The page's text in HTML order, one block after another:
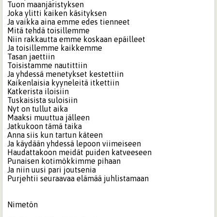
Tuon maanjäristyksen
Joka ylitti kaiken käsityksen
Ja vaikka aina emme edes tienneet
Mitä tehdä toisillemme
Niin rakkautta emme koskaan epäilleet
Ja toisillemme kaikkemme
Tasan jaettiin
Toisistamme nautittiin
Ja yhdessä menetykset kestettiin
Kaikenlaisia kyyneleitä itkettiin
Katkerista iloisiin
Tuskaisista suloisiin
Nyt on tullut aika
Maaksi muuttua jälleen
Jatkukoon tämä taika
Anna siis kun tartun käteen
Ja käydään yhdessä lepoon viimeiseen
Haudattakoon meidät puiden katveeseen
Punaisen kotimökkimme pihaan
Ja niin uusi pari joutsenia
Purjehtii seuraavaa elämää juhlistamaan
Nimetön